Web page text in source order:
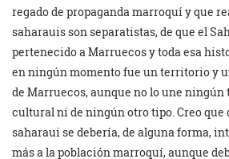
regado de propaganda marroquí y que
saharauis son separatistas, de que el
pertenecido a Marruecos y toda esa
en ningún momento fue un territorio y
de Marruecos, aunque no lo une ningún
cultural ni de ningún otro tipo. Creo que
saharaui se debería, de alguna forma,
más a la población marroquí, aunque